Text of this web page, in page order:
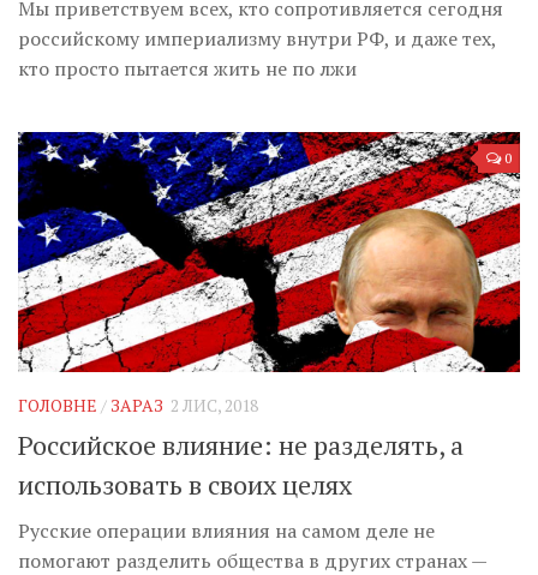
Мы приветствуем всех, кто сопротивляется сегодня
российскому империализму внутри РФ, и даже тех,
кто просто пытается жить не по лжи
0
ГОЛОВНЕ / ЗАРАЗ 2 ЛИС, 2018
Российское влияние: не разделять, а
использовать в своих целях
Pусские операции влияния на самом деле не
помогают разделить общества в других странах —